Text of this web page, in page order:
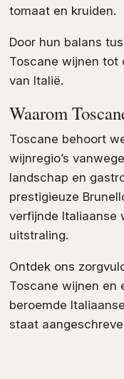
tomaat en kruiden.
Door hun balans
Toscane wijnen tot
van Italië.
Waarom
Toscane behoort
wijnregio’s
landschap en
prestigieuze
verfijnde Italiaanse
uitstraling.
Ontdek ons
Toscane wijnen en
beroemde
staat